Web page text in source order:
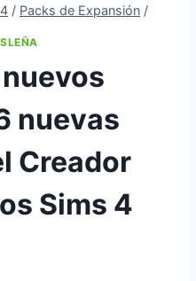
/ Packs de Expansión /
nuevas
Creador
Sims 4